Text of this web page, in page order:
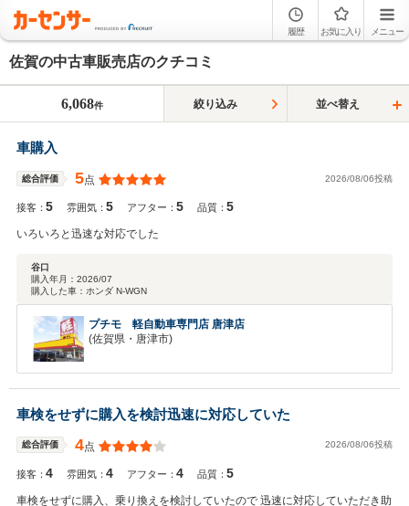
履歴 お気に入り メニュー
佐賀の中古車販売店のクチコミ
6,068件 絞り込み 並べ替え
車購入
総合評価 5点 2026/08/06投稿
接客：5 雰囲気：5 アフター：5 品質：5
いろいろと迅速な対応でした
谷口
購入年月： 2026/07
購入した車： ホンダ N-WGN
プチモ 軽自動車専門店 唐津店
(佐賀県・唐津市)
車検をせずに購入を検討迅速に対応していた
総合評価 4点 2026/08/06投稿
接客：4 雰囲気：4 アフター：4 品質：5
車検をせずに購入、乗り換えを検討していたので 迅速に対応していただき助